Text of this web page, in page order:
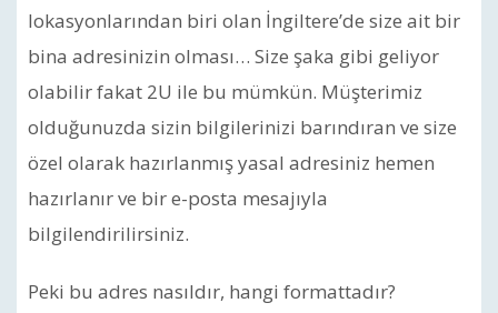
lokasyonlarından biri olan İngiltere’de size ait bir
bina adresinizin olması… Size şaka gibi geliyor
olabilir fakat 2U ile bu mümkün. Müşterimiz
olduğunuzda sizin bilgilerinizi barındıran ve size
özel olarak hazırlanmış yasal adresiniz hemen
hazırlanır ve bir e-posta mesajıyla
bilgilendirilirsiniz.
Peki bu adres nasıldır, hangi formattadır?